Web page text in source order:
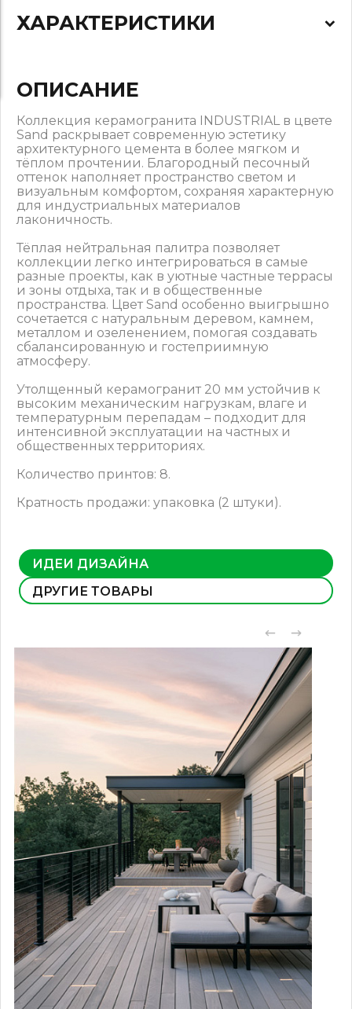
ХАРАКТЕРИСТИКИ
ОПИСАНИЕ
Коллекция керамогранита INDUSTRIAL в цвете
Sand раскрывает современную эстетику
архитектурного цемента в более мягком и
тёплом прочтении. Благородный песочный
оттенок наполняет пространство светом и
визуальным комфортом, сохраняя характерную
для индустриальных материалов
лаконичность.
Тёплая нейтральная палитра позволяет
коллекции легко интегрироваться в самые
разные проекты, как в уютные частные террасы
и зоны отдыха, так и в общественные
пространства. Цвет Sand особенно выигрышно
сочетается с натуральным деревом, камнем,
металлом и озеленением, помогая создавать
сбалансированную и гостеприимную
атмосферу.
Утолщенный керамогранит 20 мм устойчив к
высоким механическим нагрузкам, влаге и
температурным перепадам – подходит для
интенсивной эксплуатации на частных и
общественных территориях.
Количество принтов: 8.
Кратность продажи: упаковка (2 штуки).
ИДЕИ ДИЗАЙНА
ДРУГИЕ ТОВАРЫ